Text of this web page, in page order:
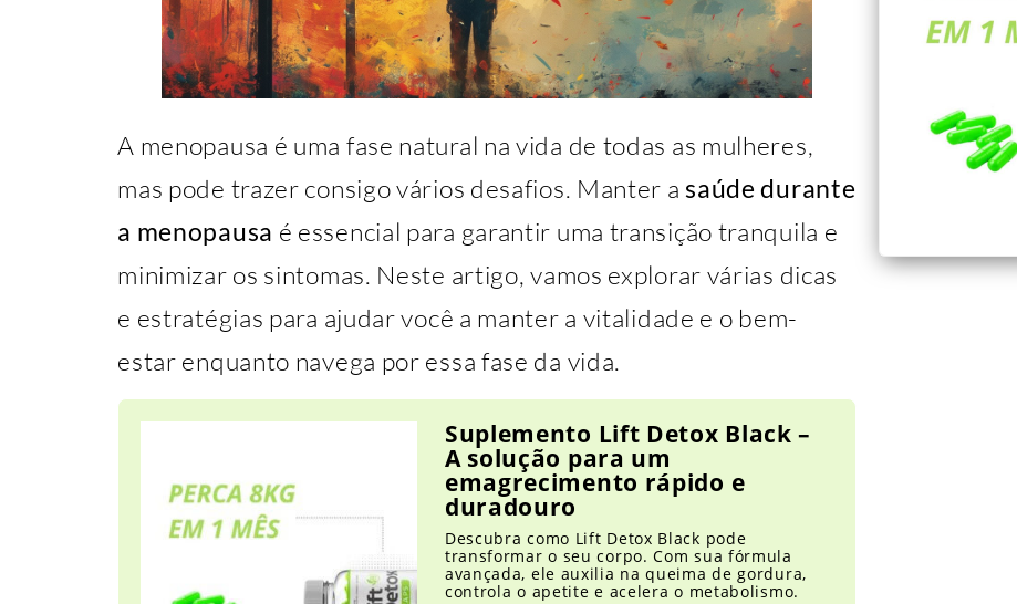
A menopausa é uma fase natural na vida de todas as mulheres,
mas pode trazer consigo vários desafios. Manter asaúde durante
a menopausa é essencial para garantir uma transição tranquila e
minimizar os sintomas. Neste artigo, vamos explorar várias dicas
e estratégias para ajudar você a manter a vitalidade e o bem-
estar enquanto navega por essa fase da vida.
Suplemento Lift Detox Black –
A solução para um
emagrecimento rápido e
duradouro
Descubra como Lift Detox Black pode
transformar o seu corpo. Com sua fórmula
avançada, ele auxilia na queima de gordura,
controla o apetite e acelera o metabolismo.